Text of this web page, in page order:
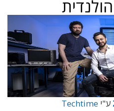
ע"י Techtime